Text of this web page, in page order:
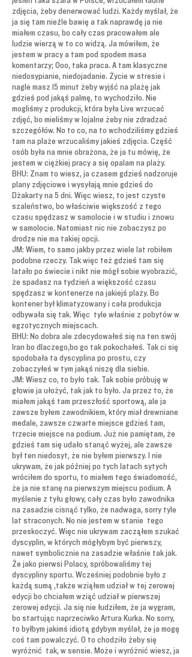
zdjęcia, żeby denerwować ludzi. Każdy myślał, że
ja się tam nieźle bawię a tak naprawdę ja nie
miałem czasu, bo cały czas pracowałem ale
ludzie wierzą w to co widzą. Ja mówiłem, że
jestem w pracy a tam pod spodem masa
komentarzy; Ooo, taka praca. A tam klasyczne
niedosypianie, niedojadanie. Życie w stresie i
nagle masz 15 minut żeby wyjść na plażę jak
gdzieś pod jakąś palmę, to wychodziło. Nie
mogliśmy z produkcji, która była Live wrzucać
zdjęć, bo mieliśmy w lojalne żeby nie zdradzać
szczegółów. No to co, na to wchodziliśmy gdzieś
tam na plaże wrzucaliśmy jakieś zdjęcia. Część
osób była na mnie obrażona, że ja tu mówię, że
jestem w ciężkiej pracy a się opalam na plaży.
BHU: Znam to wiesz, ja czasem gdzieś nadzoruje
plany zdjęciowe i wysyłają mnie gdzieś do
Dżakarty na 5 dni. Więc wiesz, to jest czyste
szaleństwo, bo właściwie większość z tego
czasu spędzasz w samolocie i w studiu i znowu
w samolocie. Natomiast nic nie zobaczysz po
drodze nie ma takiej opcji.
JM: Wiem, to samo jakby przez wiele lat robiłem
podobne rzeczy. Tak więc też gdzieś tam się
latało po świecie i nikt nie mógł sobie wyobrazić,
że spadasz na tydzień a większość czasu
spędzasz w kontenerze na jakiejś plaży. Bo
kontener był klimatyzowany i cała produkcja
odbywała się tak. Więc tyle właśnie z pobytów w
egzotycznych miejscach.
BHU: No dobra ale zdecydowałeś się na ten swój
Iran bo dlaczego,bo go tak pokochałeś. Tak ci się
spodobała ta dyscyplina po prostu, czy
zobaczyłeś w tym jakąś niszę dla siebie.
JM: Wiesz co, to było tak. Tak sobie próbuję w
głowie ja ułożyć, tak jak to było. Ja przez to, że
miałem jakąś tam przeszłość sportową, ale ja
zawsze byłem zawodnikiem, który miał drewniane
medale, zawsze czwarte miejsce gdzieś tam,
trzecie miejsce na podium. Już nie pamiętam, że
gdzieś tam się udało stanąć wyżej, ale zawsze
był ten niedosyt, że nie byłem pierwszy. I nie
ukrywam, że jak później po tych latach sytych
wróciłem do sportu, to miałem tego świadomość,
że ja nie stanę na pierwszym miejscu podium. A
myślenie z tyłu głowy, cały czas było zawodnika
na zasadzie cisnąć tylko, że nadwaga, sorry tyle
lat straconych. No nie jestem w stanie tego
przeskoczyć. Więc nie ukrywam zacząłem szukać
dyscyplin, w których mógłybym być pierwszy,
nawet symbolicznie na zasadzie właśnie tak jak.
Że jako pierwsi Polacy, spróbowaliśmy tej
dyscypliny sportu. Wcześniej podobnie było z
każdą sumą ,także wziąłem udział w tej zerowej
edycji bo chciałem wziąć udział w pierwszej
zerowej edycji. Ja się nie łudziłem, że ja wygram,
bo startując naprzeciwko Artura Kurka. No sorry,
to byłbym jakimś idiotą gdybym myślał, że ja mogę
coś tam powalczyć. O to chodziło żeby się
wyróżnić tak, w sensie. Może i wyróżnić wiesz, ja